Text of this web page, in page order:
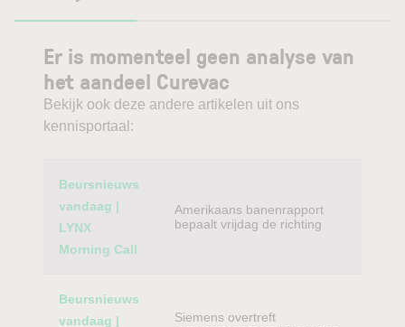
Er is momenteel geen analyse van
het aandeel Curevac
Bekijk ook deze andere artikelen uit ons
kennisportaal:
Category
Beursnieuws
vandaag |
LYNX
Morning Call
Amerikaans banenrapport
bepaalt vrijdag de richting
Beursnieuws
vandaag |
Siemens overtreft